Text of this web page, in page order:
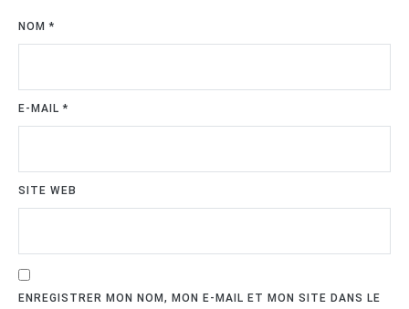
NOM*
E-MAIL*
SITE WEB
ENREGISTRER MON NOM, MON E-MAIL ET MON SITE DANS LE